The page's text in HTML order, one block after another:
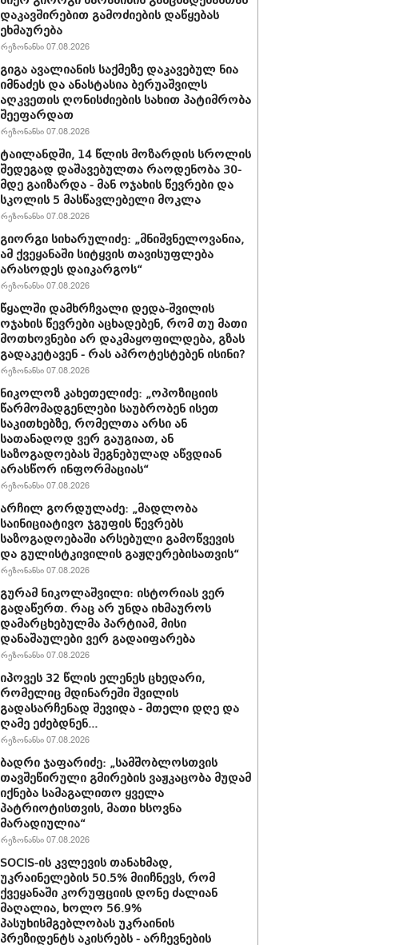
დაკავშირებით გამოძიების დაწყებას
ეხმაურება
რეზონანსი 07.08.2026
გიგა ავალიანის საქმეზე დაკავებულ ნია
იმნაძეს და ანასტასია ბერუაშვილს
აღკვეთის ღონისძიების სახით პატიმრობა
შეეფარდათ
რეზონანსი 07.08.2026
ტაილანდში, 14 წლის მოზარდის სროლის
შედეგად დაშავებულთა რაოდენობა 30-
მდე გაიზარდა - მან ოჯახის წევრები და
სკოლის 5 მასწავლებელი მოკლა
რეზონანსი 07.08.2026
გიორგი სიხარულიძე: „მნიშვნელოვანია,
ამ ქვეყანაში სიტყვის თავისუფლება
არასოდეს დაიკარგოს“
რეზონანსი 07.08.2026
წყალში დამხრჩვალი დედა-შვილის
ოჯახის წევრები აცხადებენ, რომ თუ მათი
მოთხოვნები არ დაკმაყოფილდება, გზას
გადაკეტავენ - რას აპროტესტებენ ისინი?
რეზონანსი 07.08.2026
ნიკოლოზ კახეთელიძე: „ოპოზიციის
წარმომადგენლები საუბრობენ ისეთ
საკითხებზე, რომელთა არსი ან
სათანადოდ ვერ გაუგიათ, ან
საზოგადოებას შეგნებულად აწვდიან
არასწორ ინფორმაციას“
რეზონანსი 07.08.2026
არჩილ გორდულაძე: „მადლობა
საინიციატივო ჯგუფის წევრებს
საზოგადოებაში არსებული გამოწვევის
და გულისტკივილის გაჟღერებისათვის“
რეზონანსი 07.08.2026
გურამ ნიკოლაშვილი: ისტორიას ვერ
გადაწერთ. რაც არ უნდა იხმაუროს
დამარცხებულმა პარტიამ, მისი
დანაშაულები ვერ გადაიფარება
რეზონანსი 07.08.2026
იპოვეს 32 წლის ელენეს ცხედარი,
რომელიც მდინარეში შვილის
გადასარჩენად შევიდა - მთელი დღე და
ღამე ეძებდნენ...
რეზონანსი 07.08.2026
ბადრი ჯაფარიძე: „სამშობლოსთვის
თავშეწირული გმირების ვაჟკაცობა მუდამ
იქნება სამაგალითო ყველა
პატრიოტისთვის, მათი ხსოვნა
მარადიულია“
რეზონანსი 07.08.2026
SOCIS-ის კვლევის თანახმად,
უკრაინელების 50.5% მიიჩნევს, რომ
ქვეყანაში კორუფციის დონე ძალიან
მაღალია, ხოლო 56.9%
პასუხისმგებლობას უკრაინის
პრეზიდენტს აკისრებს - არჩევნების